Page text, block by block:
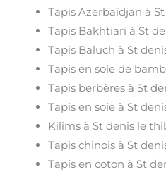
Tapis Azerbaïdjan à
Tapis Bakhtiari à St
Tapis Baluch à St
Tapis en soie de
Tapis berbères à St
Tapis en soie à St
Kilims à St denis le
Tapis chinois à St
Tapis en coton à St